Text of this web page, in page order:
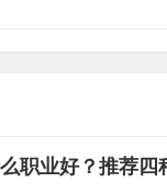
职业好？推荐四